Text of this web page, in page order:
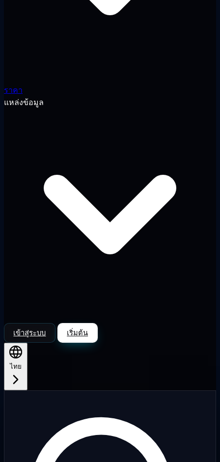
ราคา
แหล่งข้อมูล
เข้าสู่ระบบ เริ่มต้น
ไทย